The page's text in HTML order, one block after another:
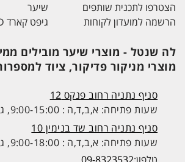
הצטרפו לתכנית שותפים
הרשמה למועדון לקוחות
שיער
גיפט קארד GIFT CARD
לה שנטל - מוצרי שיער מובילים
מוצרי מניקור פדיקור, ציוד
סניף נתניה רחוב פנקס 12
שעות פתיחה: א,ב,ד,ה : 9:00-15:00, ג: 9:00-13:00
סניף נתניה רחוב שד בנימין 10
שעות פתיחה: א,ב,ד,ה : 9:00-18:00, ג,ו: 9:00-13:00